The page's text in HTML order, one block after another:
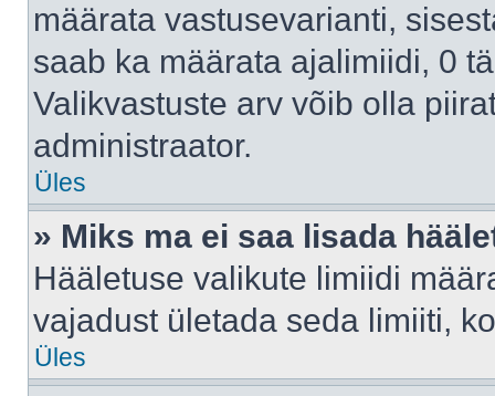
määrata vastusevarianti,
saab ka määrata ajalimiidi, 0
Valikvastuste arv võib olla
administraator.
Üles
» Miks ma ei saa lisada
Hääletuse valikute limiidi
vajadust ületada seda limiiti,
Üles